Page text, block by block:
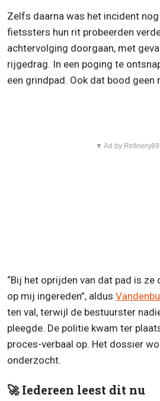
Zelfs daarna was het incident
fietssters hun rit probeerden
achtervolging doorgaan, met
rijgedrag. In een poging te
een grindpad. Ook dat bood geen
▼ Ad by Refinery89
“Bij het oprijden van dat pad is
op mij ingereden”, aldus
ten val, terwijl de bestuurster
pleegde. De politie kwam ter
proces-verbaal op. Het dossier
onderzocht.
🚀 Iedereen leest dit nu